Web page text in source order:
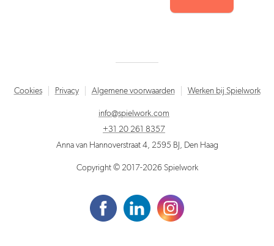
Cookies Privacy Algemene voorwaarden Werken bij Spielwork
info@spielwork.com
+31 20 261 8357
Anna van Hannoverstraat 4, 2595 BJ, Den Haag
Copyright © 2017-2026 Spielwork